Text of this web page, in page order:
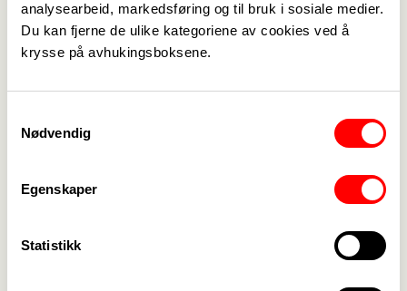
analysearbeid, markedsføring og til bruk i sosiale medier.
Du kan fjerne de ulike kategoriene av cookies ved å
krysse på avhukingsboksene.
Nødvendig
Egenskaper
Statistikk
Medlemskap ->
Lønn og tariff ->
Kontakt oss